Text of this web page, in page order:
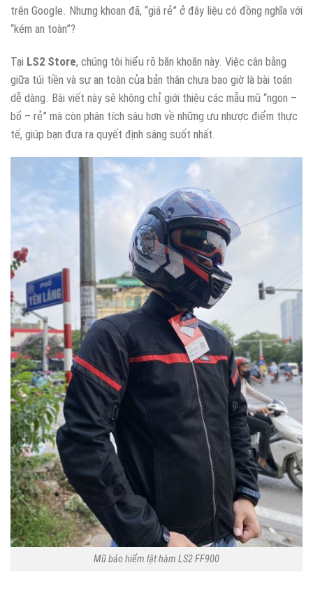
trên Google. Nhưng khoan đã, “giá rẻ” ở đây liệu có đồng nghĩa với
“kém an toàn”?
Tại LS2 Store, chúng tôi hiểu rõ băn khoăn này. Việc cân bằng
giữa túi tiền và sự an toàn của bản thân chưa bao giờ là bài toán
dễ dàng. Bài viết này sẽ không chỉ giới thiệu các mẫu mũ “ngon –
bổ – rẻ” mà còn phân tích sâu hơn về những ưu nhược điểm thực
tế, giúp bạn đưa ra quyết định sáng suốt nhất.
Mũ bảo hiểm lật hàm LS2 FF900